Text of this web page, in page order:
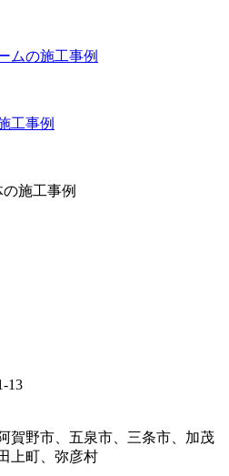
施工事例
13
賀野市、五泉市、三条市、加茂
上町、弥彦村